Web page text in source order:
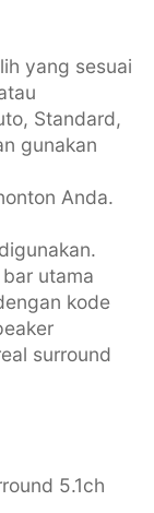
yang sesuai
Standard,
gunakan
Anda.
utama
kode
surround
5.1ch